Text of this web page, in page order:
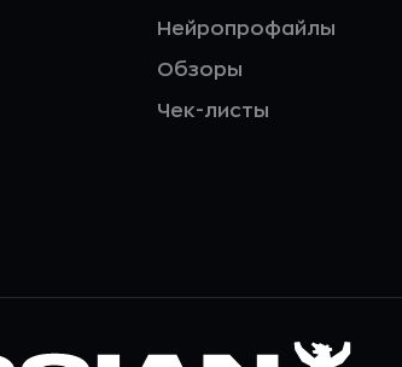
Нейропрофайлы
Обзоры
Чек-листы